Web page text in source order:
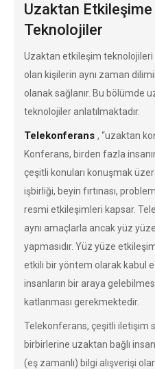
Uzaktan Etkileşime
Teknolojiler
Uzaktan etkileşim teknolojileri
olan kişilerin aynı zaman
olanak sağlanır. Bu bölümde
teknolojiler anlatılmaktadır.
Telekonferans , “uzaktan
Konferans, birden fazla
çeşitli konuları konuşmak
işbirliği, beyin fırtınası,
resmi etkileşimleri kapsar.
aynı amaçlarla ancak yüz
yapmasıdır. Yüz yüze
etkili bir yöntem olarak kabul
insanların bir araya
katlanması gerekmektedir.
Telekonferans, çeşitli iletişim
birbirlerine uzaktan bağlı
(eş zamanlı) bilgi alışverişi